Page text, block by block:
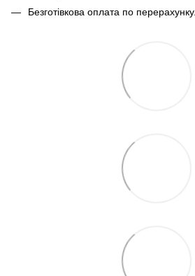
Безготівкова оплата по перерахунку.